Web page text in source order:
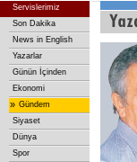
Servislerimiz
Son Dakika
News in English
Yazarlar
Günün İçinden
Ekonomi
» Gündem
Siyaset
Dünya
Spor